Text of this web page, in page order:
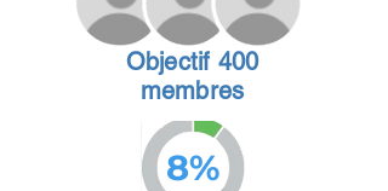
Objectif 400
membres
8%